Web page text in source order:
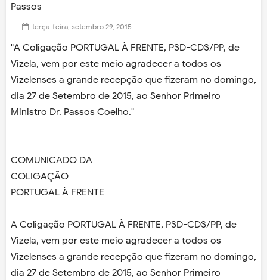
Passos
terça-feira, setembro 29, 2015
"A Coligação PORTUGAL À FRENTE, PSD-CDS/PP, de
Vizela, vem por este meio agradecer a todos os
Vizelenses a grande recepção que fizeram no domingo,
dia 27 de Setembro de 2015, ao Senhor Primeiro
Ministro Dr. Passos Coelho."
COMUNICADO DA
COLIGAÇÃO
PORTUGAL À FRENTE
A Coligação PORTUGAL À FRENTE, PSD-CDS/PP, de
Vizela, vem por este meio agradecer a todos os
Vizelenses a grande recepção que fizeram no domingo,
dia 27 de Setembro de 2015, ao Senhor Primeiro